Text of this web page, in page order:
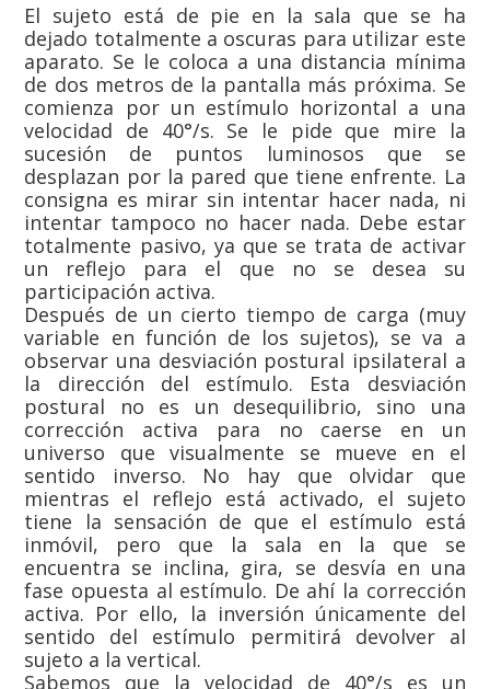
El sujeto está de pie en la sala que se ha
dejado totalmente a oscuras para utilizar este
aparato. Se le coloca a una distancia mínima
de dos metros de la pantalla más próxima. Se
comienza por un estímulo horizontal a una
velocidad de 40°/s. Se le pide que mire la
sucesión de puntos luminosos que se
desplazan por la pared que tiene enfrente. La
consigna es mirar sin intentar hacer nada, ni
intentar tampoco no hacer nada. Debe estar
totalmente pasivo, ya que se trata de activar
un reflejo para el que no se desea su
participación activa.
Después de un cierto tiempo de carga (muy
variable en función de los sujetos), se va a
observar una desviación postural ipsilateral a
la dirección del estímulo. Esta desviación
postural no es un desequilibrio, sino una
corrección activa para no caerse en un
universo que visualmente se mueve en el
sentido inverso. No hay que olvidar que
mientras el reflejo está activado, el sujeto
tiene la sensación de que el estímulo está
inmóvil, pero que la sala en la que se
encuentra se inclina, gira, se desvía en una
fase opuesta al estímulo. De ahí la corrección
activa. Por ello, la inversión únicamente del
sentido del estímulo permitirá devolver al
sujeto a la vertical.
Sabemos que la velocidad de 40°/s es un